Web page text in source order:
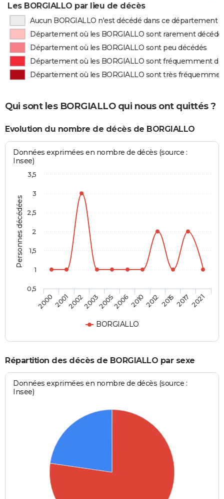
Les BORGIALLO par lieu de décès
Aucun BORGIALLO n'est décédé dans ce département
Département où les BORGIALLO sont rarement
Département où les BORGIALLO sont peu décédés
Département où les BORGIALLO sont fréquemment
Département où les BORGIALLO sont très
Qui sont les BORGIALLO qui nous ont quittés ?
Evolution du nombre de décès de BORGIALLO
Personnes décédées
Données exprimées en nombre de décès (source :
Insee)
BORGIALLO
20002001200220032005200620102012201520172021
0,5
1
1,5
2
2,5
3
3,5
Répartition des décès de BORGIALLO par sexe
Données exprimées en nombre de décès (source :
Insee)